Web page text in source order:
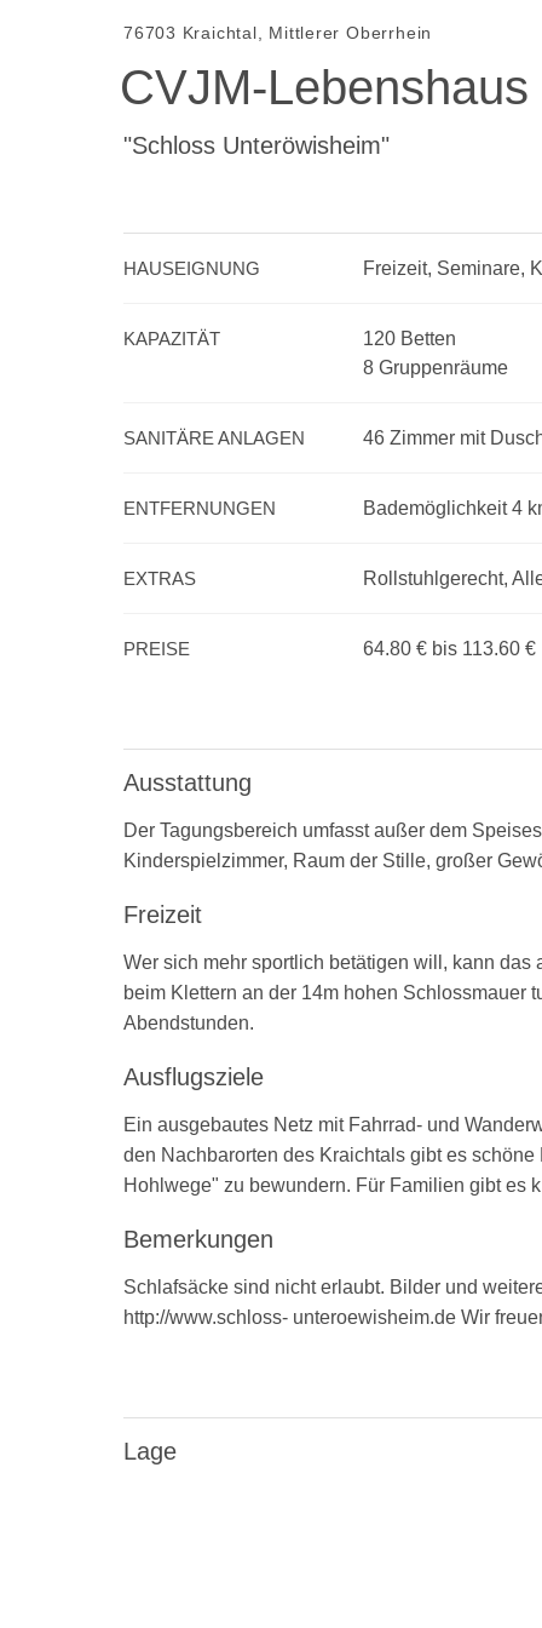
76703 Kraichtal, Mittlerer Oberrhein
CVJM-Lebenshaus
"Schloss Unteröwisheim"
HAUSEIGNUNG Freizeit, Seminare,
KAPAZITÄT
120 Betten
8 Gruppenräume
SANITÄRE ANLAGEN 46 Zimmer mit
ENTFERNUNGEN Bademöglichkeit 4
EXTRAS Rollstuhlgerecht,
PREISE 64.80 € bis 113.60 €
Ausstattung
Der Tagungsbereich umfasst außer dem
Kinderspielzimmer, Raum der Stille, großer
Freizeit
Wer sich mehr sportlich betätigen will, kann
beim Klettern an der 14m hohen Schlossmauer
Abendstunden.
Ausflugsziele
Ein ausgebautes Netz mit Fahrrad- und
den Nachbarorten des Kraichtals gibt es
Hohlwege" zu bewundern. Für Familien gibt es
Bemerkungen
Schlafsäcke sind nicht erlaubt. Bilder und
http://www.schloss- unteroewisheim.de Wir
Lage